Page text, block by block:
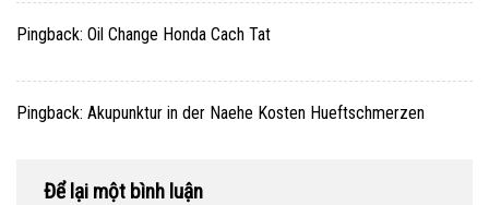
Pingback: Oil Change Honda Cach Tat
Pingback: Akupunktur in der Naehe Kosten Hueftschmerzen
Để lại một bình luận